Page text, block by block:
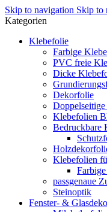
Skip to navigation Skip to
Kategorien
Klebefolie
Farbige
PVC freie
Dicke
Dekorfolie
Klebefolien
Bedruckbare
Klebefolien
passgenaue
Steinoptik
Fenster- &